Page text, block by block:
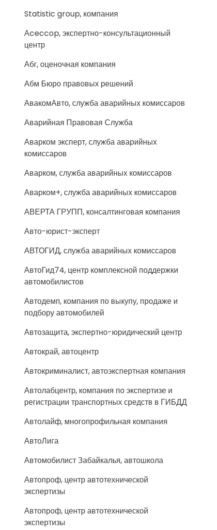
Statistic group, компания
Аceccop, экспертно-консультационный
центр
Абг, оценочная компания
Абм Бюро правовых решений
АвакомАвто, служба аварийных комиссаров
Аварийная Правовая Служба
Аварком эксперт, служба аварийных
комиссаров
Аварком, служба аварийных комиссаров
Аварком+, служба аварийных комиссаров
АВЕРТА ГРУПП, консалтинговая компания
Авто-юрист-эксперт
АВТОГИД, служба аварийных комиссаров
АвтоГид74, центр комплексной поддержки
автомобилистов
Автодемп, компания по выкупу, продаже и
подбору автомобилей
Автозащита, экспертно-юридический центр
Автокрай, автоцентр
Автокриминалист, автоэкспертная компания
Автолабцентр, компания по экспертизе и
регистрации транспортных средств в ГИБДД
Автолайф, многопрофильная компания
АвтоЛига
Автомобилист Забайкалья, автошкола
Автопроф, центр автотехнической
экспертизы
Автопроф, центр автотехнической
экспертизы